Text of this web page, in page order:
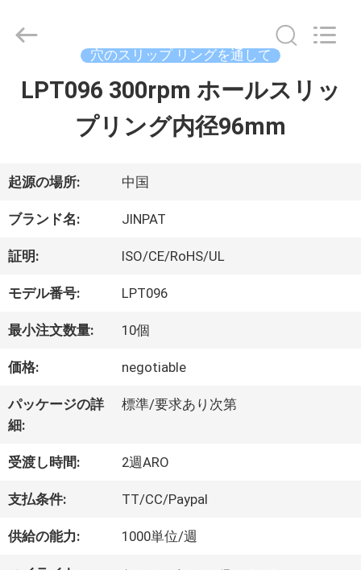
家
品
VR
シ
ョ
ー
私
達
に
つ
Reserved.
穴のスリップ リングを通して
LPT096 300rpm ホールスリッ
プリング内径96mm
起源の場所: 中国
ブランド名: JINPAT
証明: ISO/CE/RoHS/UL
モデル番号: LPT096
最小注文数量: 10個
価格: negotiable
パッケージの詳
細:
標準/要求あり次第
受渡し時間: 2週ARO
支払条件: TT/CC/Paypal
供給の能力: 1000単位/週